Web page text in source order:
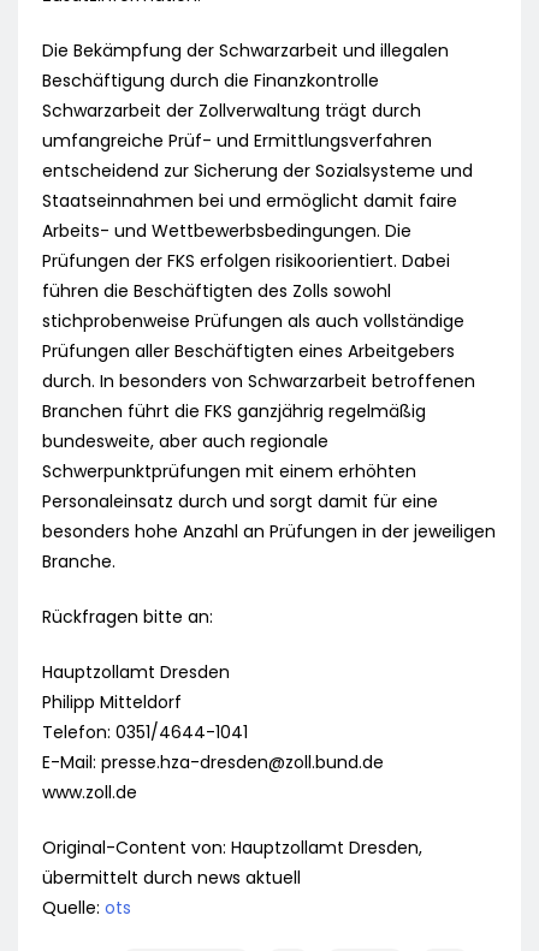
Die Bekämpfung der Schwarzarbeit und illegalen
Beschäftigung durch die Finanzkontrolle
Schwarzarbeit der Zollverwaltung trägt durch
umfangreiche Prüf- und Ermittlungsverfahren
entscheidend zur Sicherung der Sozialsysteme und
Staatseinnahmen bei und ermöglicht damit faire
Arbeits- und Wettbewerbsbedingungen. Die
Prüfungen der FKS erfolgen risikoorientiert. Dabei
führen die Beschäftigten des Zolls sowohl
stichprobenweise Prüfungen als auch vollständige
Prüfungen aller Beschäftigten eines Arbeitgebers
durch. In besonders von Schwarzarbeit betroffenen
Branchen führt die FKS ganzjährig regelmäßig
bundesweite, aber auch regionale
Schwerpunktprüfungen mit einem erhöhten
Personaleinsatz durch und sorgt damit für eine
besonders hohe Anzahl an Prüfungen in der jeweiligen
Branche.
Rückfragen bitte an:
Hauptzollamt Dresden
Philipp Mitteldorf
Telefon: 0351/4644-1041
E-Mail: presse.hza-dresden@zoll.bund.de
www.zoll.de
Original-Content von: Hauptzollamt Dresden,
übermittelt durch news aktuell
Quelle: ots